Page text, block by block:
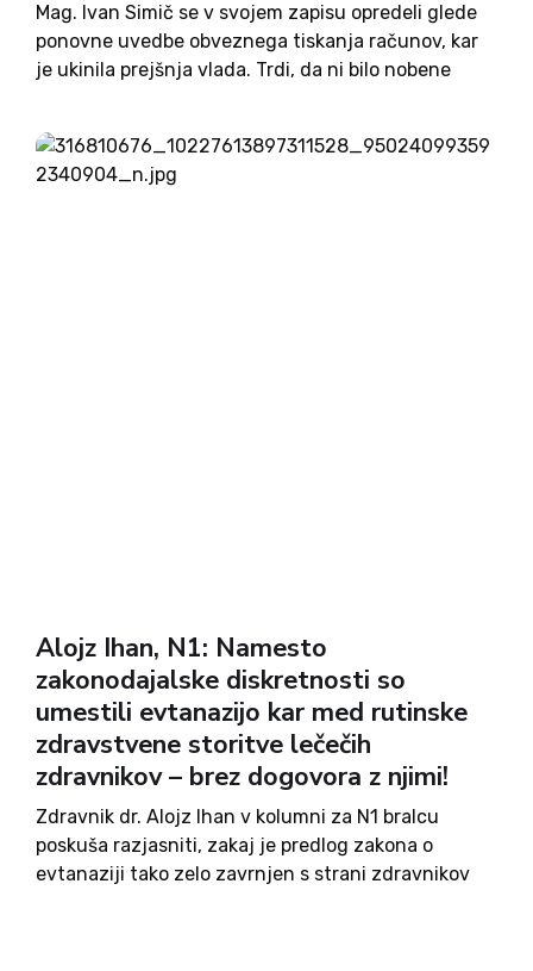
Mag. Ivan Simič se v svojem zapisu opredeli glede
ponovne uvedbe obveznega tiskanja računov, kar
je ukinila prejšnja vlada. Trdi, da ni bilo nobene
izdanih računov, saj so tudi v tistem kratkem
obdobju, ko...
Alojz Ihan, N1: Namesto
zakonodajalske diskretnosti so
umestili evtanazijo kar med rutinske
zdravstvene storitve lečečih
zdravnikov – brez dogovora z njimi!
Zdravnik dr. Alojz Ihan v kolumni za N1 bralcu
poskuša razjasniti, zakaj je predlog zakona o
evtanaziji tako zelo zavrnjen s strani zdravnikov